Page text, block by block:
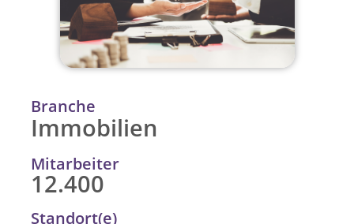
Branche
Immobilien
Mitarbeiter
12.400
Standort(e)